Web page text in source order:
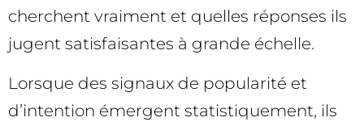
cherchent vraiment et quelles réponses ils
jugent satisfaisantes à grande échelle.
Lorsque des signaux de popularité et
d’intention émergent statistiquement, ils